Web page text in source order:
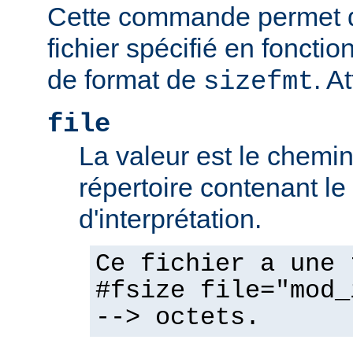
Cette commande permet
fichier spécifié en
de format de sizefmt.
file
La valeur est le
répertoire contenant
d'interprétation.
Ce fichier a
#fsize
--> octets.